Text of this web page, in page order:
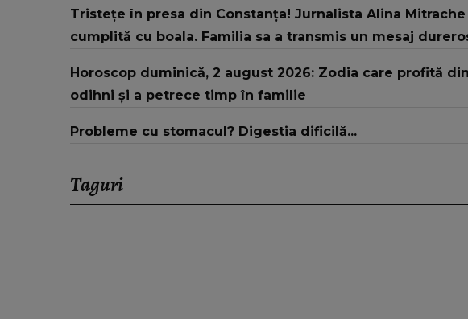
Tristețe în presa din Constanța! Jurnalista Alina
cumplită cu boala. Familia sa a transmis un mesaj
Horoscop duminică, 2 august 2026: Zodia care profită
odihni și a petrece timp în familie
Probleme cu stomacul? Digestia dificilă...
Taguri